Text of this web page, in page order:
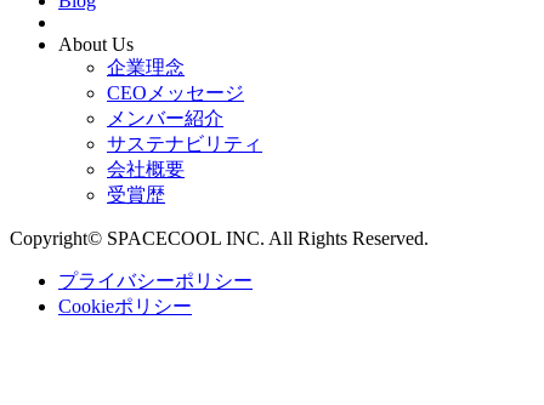
About Us
企業理念
CEOメッセージ
メンバー紹介
サステナビリティ
会社概要
受賞歴
Copyright© SPACECOOL INC. All Rights Reserved.
プライバシーポリシー
Cookieポリシー